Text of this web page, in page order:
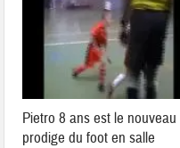
Pietro 8 ans est le nouveau
prodige du foot en salle